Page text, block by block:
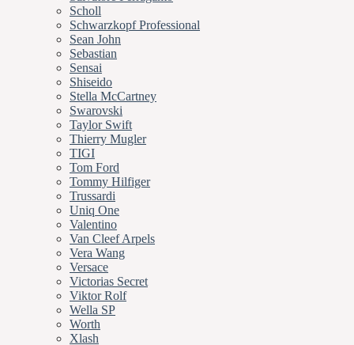
Scholl
Schwarzkopf Professional
Sean John
Sebastian
Sensai
Shiseido
Stella McCartney
Swarovski
Taylor Swift
Thierry Mugler
TIGI
Tom Ford
Tommy Hilfiger
Trussardi
Uniq One
Valentino
Van Cleef Arpels
Vera Wang
Versace
Victorias Secret
Viktor Rolf
Wella SP
Worth
Xlash